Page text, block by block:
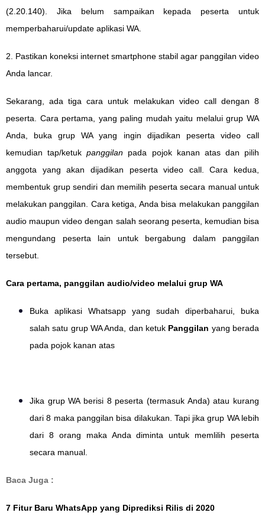
(2.20.140). Jika belum sampaikan kepada peserta untuk
memperbaharui/update aplikasi WA.
2. Pastikan koneksi internet smartphone stabil agar panggilan video
Anda lancar.
Sekarang, ada tiga cara untuk melakukan video call dengan 8
peserta. Cara pertama, yang paling mudah yaitu melalui grup WA
Anda, buka grup WA yang ingin dijadikan peserta video call
kemudian tap/ketukpanggilan pada pojok kanan atas dan pilih
anggota yang akan dijadikan peserta video call. Cara kedua,
membentuk grup sendiri dan memilih peserta secara manual untuk
melakukan panggilan. Cara ketiga, Anda bisa melakukan panggilan
audio maupun video dengan salah seorang peserta, kemudian bisa
mengundang peserta lain untuk bergabung dalam panggilan
tersebut.
Cara pertama, panggilan audio/video melalui grup WA
Buka aplikasi Whatsapp yang sudah diperbaharui, buka
salah satu grup WA Anda, dan ketuk Panggilan yang berada
pada pojok kanan atas
Jika grup WA berisi 8 peserta (termasuk Anda) atau kurang
dari 8 maka panggilan bisa dilakukan. Tapi jika grup WA lebih
dari 8 orang maka Anda diminta untuk memlilih peserta
secara manual.
Baca Juga :
7 Fitur Baru WhatsApp yang Diprediksi Rilis di 2020